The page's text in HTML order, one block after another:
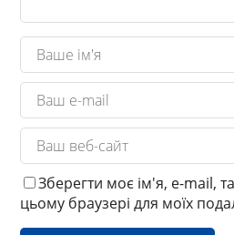
Зберегти моє ім'я, e-mail,
цьому браузері для моїх